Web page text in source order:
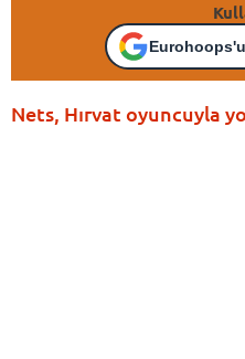
Nets, Hırvat oyuncuyla